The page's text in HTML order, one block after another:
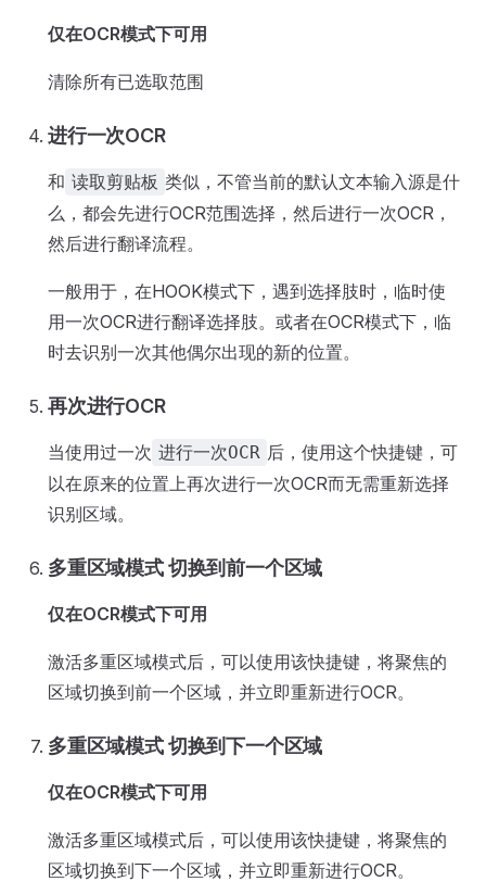
仅在OCR模式下可用
清除所有已选取范围
进行一次OCR
和 读取剪贴板 类似，不管当前的默认文本输入源是什
么，都会先进行OCR范围选择，然后进行一次OCR，
然后进行翻译流程。
一般用于，在HOOK模式下，遇到选择肢时，临时使
用一次OCR进行翻译选择肢。或者在OCR模式下，临
时去识别一次其他偶尔出现的新的位置。
再次进行OCR
当使用过一次 进行一次OCR 后，使用这个快捷键，可
以在原来的位置上再次进行一次OCR而无需重新选择
识别区域。
多重区域模式 切换到前一个区域
仅在OCR模式下可用
激活多重区域模式后，可以使用该快捷键，将聚焦的
区域切换到前一个区域，并立即重新进行OCR。
多重区域模式 切换到下一个区域
仅在OCR模式下可用
激活多重区域模式后，可以使用该快捷键，将聚焦的
区域切换到下一个区域，并立即重新进行OCR。